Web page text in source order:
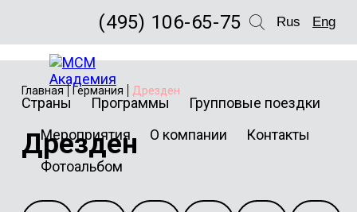
(495) 106-65-75 Rus Eng
Страны Программы
Групповые поездки
Мероприятия
О компании
Контакты
Фотоальбом
Главная Германия Дрезден
Дрезден